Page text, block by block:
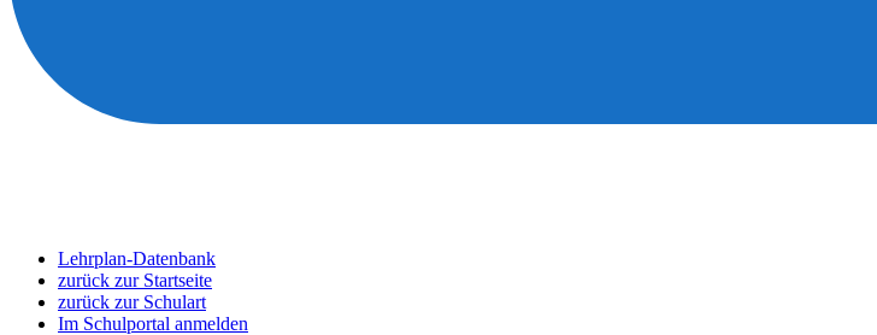
Lehrplan-Datenbank
zurück zur Startseite
zurück zur Schulart
Im Schulportal anmelden